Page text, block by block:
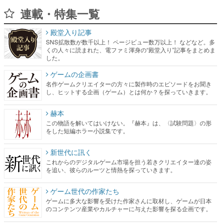
連載・特集一覧
殿堂入り記事
SNS拡散数が数千以上！ ページビュー数万以上！ などなど。多
くの人々に読まれた、電ファミ渾身の“殿堂入り”記事をまとめま
した。
ゲームの企画書
名作ゲームクリエイターの方々に製作時のエピソードをお聞き
し、ヒットする企画（ゲーム）とは何か？を探っていきます。
赫本
この物語を解いてはいけない。『赫本』は、〈試験問題〉の形
をした短編ホラー小説集です。
新世代に訊く
これからのデジタルゲーム市場を担う若きクリエイター達の姿
を追い、彼らのルーツと情熱を探っていきます。
ゲーム世代の作家たち
ゲームに多大な影響を受けた作家さんに取材し、ゲームが日本
のコンテンツ産業やカルチャーに与えた影響を探る企画です。